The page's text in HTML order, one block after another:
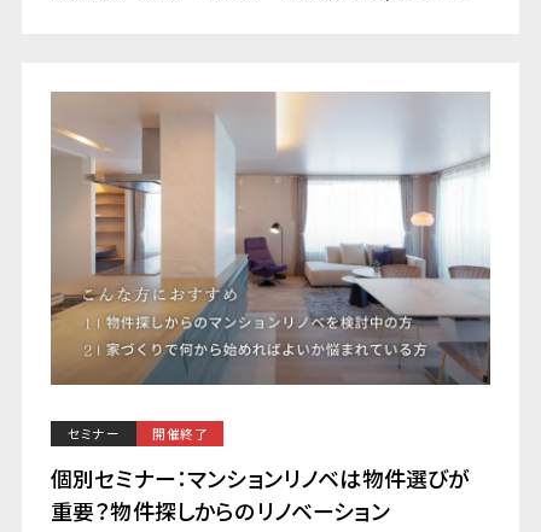
セミナー 開催終了
個別セミナー：マンションリノベは物件選びが
重要？物件探しからのリノベーション